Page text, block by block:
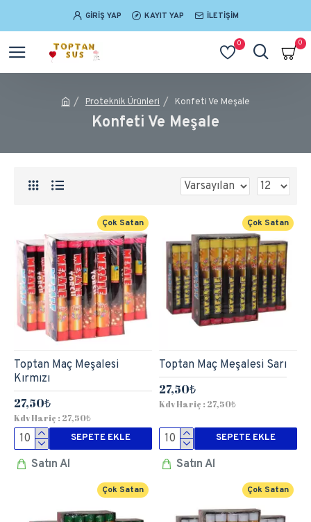
GIRIŞ YAP KAYIT YAP İLETIŞIM
0 0
Proteknik Ürünleri Konfeti Ve Meşale
Konfeti Ve Meşale
Çok Satan
Toptan Maç Meşalesi
Kırmızı
27,50₺
Kdv Hariç : 27,50₺
SEPETE EKLE
Satın Al
Çok Satan
Toptan Maç Meşalesi Sarı
27,50₺
Kdv Hariç : 27,50₺
SEPETE EKLE
Satın Al
Çok Satan Çok Satan